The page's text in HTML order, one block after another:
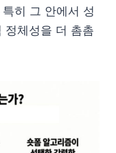
히 그 안에서 성
정체성을 더 촘촘